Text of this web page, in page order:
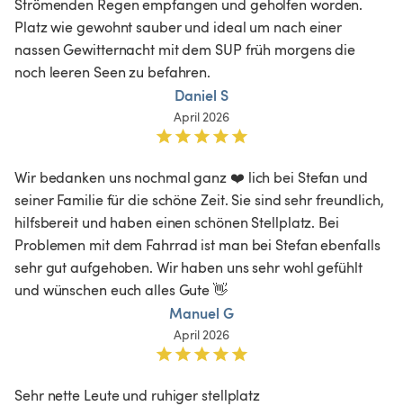
Strömenden Regen empfangen und geholfen worden.
Platz wie gewohnt sauber und ideal um nach einer
nassen Gewitternacht mit dem SUP früh morgens die
noch leeren Seen zu befahren.
Daniel S
April 2026
Wir bedanken uns nochmal ganz ❤️ lich bei Stefan und
seiner Familie für die schöne Zeit. Sie sind sehr freundlich,
hilfsbereit und haben einen schönen Stellplatz. Bei
Problemen mit dem Fahrrad ist man bei Stefan ebenfalls
sehr gut aufgehoben. Wir haben uns sehr wohl gefühlt
und wünschen euch alles Gute 👋
Manuel G
April 2026
Sehr nette Leute und ruhiger stellplatz